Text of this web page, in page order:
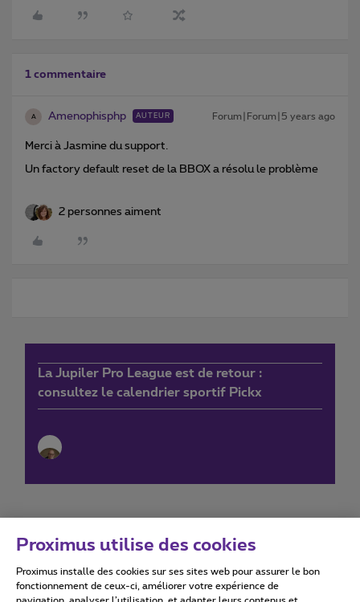
1 commentaire
A Amenophisphp AUTEUR Forum|Forum|5 years ago
Merci à Jasmine du support.
Un factory default reset de la BBOX a résolu le problème
2 personnes aiment
La Jupiler Pro League est de retour :
consultez le calendrier sportif Pickx
Conditions d'utilisation Accessibility statement
Proximus utilise des cookies
Proximus installe des cookies sur ses sites web pour assurer le bon
fonctionnement de ceux-ci, améliorer votre expérience de